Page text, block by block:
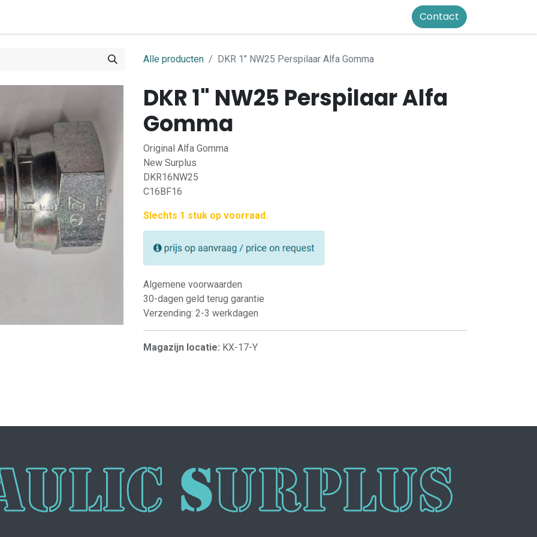
Contact
Alle producten DKR 1" NW25 Perspilaar Alfa Gomma
DKR 1" NW25 Perspilaar Alfa
Gomma
Original Alfa Gomma
New Surplus
DKR16NW25
C16BF16
Slechts 1 stuk op voorraad.
Algemene voorwaarden
30-dagen geld terug garantie
Verzending: 2-3 werkdagen
Magazijn locatie: KX-17-Y